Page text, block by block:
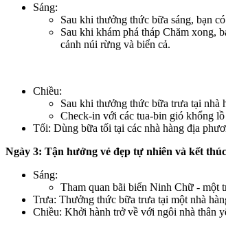
Sáng:
Sau khi thưởng thức bữa sáng, bạn
Sau khi khám phá tháp Chăm xong,
cảnh núi rừng và biển cả.
Chiều:
Sau khi thưởng thức bữa trưa tại nhà
Check-in với các tua-bin gió khổng
Tối: Dùng bữa tối tại các nhà hàng địa
Ngày 3: Tận hưởng vẻ đẹp tự nhiên và kết
Sáng:
Tham quan bãi biển Ninh Chữ - một
Trưa: Thưởng thức bữa trưa tại một nhà
Chiều: Khởi hành trở về với ngôi nhà thân